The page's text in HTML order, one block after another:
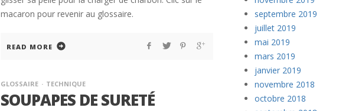
macaron pour revenir au glossaire.
READ MORE
GLOSSAIRE TECHNIQUE
SOUPAPES DE SURETÉ
septembre 2019
juillet 2019
mai 2019
mars 2019
janvier 2019
novembre 2018
octobre 2018